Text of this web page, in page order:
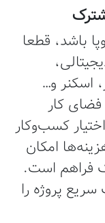
باشد، قطعا
اسکنر و…
کار
کسب‌وکار
امکان
فراهم است.
پروژه را